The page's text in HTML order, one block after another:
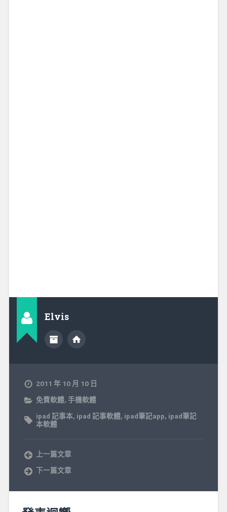
Elvis
2011 年 10 月 10 日
免費軟體, 手機軟體
ipad 記事本, ipad 記事軟體, ipad筆記app, ipad筆記
本軟體
上一篇文章
下一篇文章